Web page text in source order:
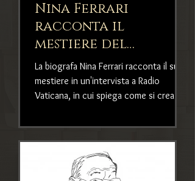
Nina Ferrari
racconta il
mestiere del
biografo in
un'intervista a
Radio Vaticana
La biografa Nina Ferrari racconta il suo
mestiere in un'intervista a Radio
Vaticana, in cui spiega come si crea il